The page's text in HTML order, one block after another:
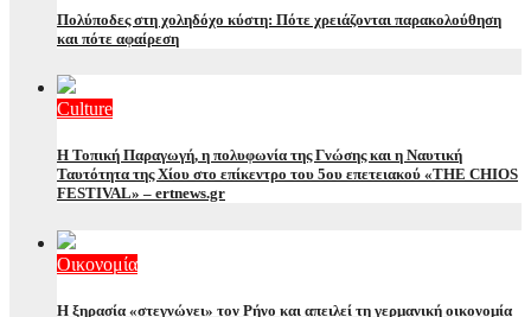
Πολύποδες στη χοληδόχο κύστη: Πότε χρειάζονται παρακολούθηση
και πότε αφαίρεση
Culture
Η Τοπική Παραγωγή, η πολυφωνία της Γνώσης και η Ναυτική
Ταυτότητα της Χίου στο επίκεντρο του 5ου επετειακού «THE CHIOS
FESTIVAL» – ertnews.gr
Οικονομία
Η ξηρασία «στεγνώνει» τον Ρήνο και απειλεί τη γερμανική οικονομία